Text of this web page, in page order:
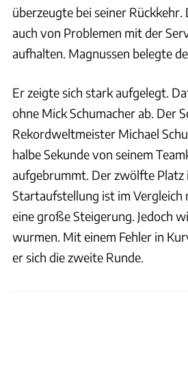
überzeugte bei seiner Rückkehr.
auch von Problemen mit der
aufhalten. Magnussen belegte
Er zeigte sich stark aufgelegt.
ohne Mick Schumacher ab. Der
Rekordweltmeister Michael
halbe Sekunde von seinem
aufgebrummt. Der zwölfte Platz
Startaufstellung ist im Vergleich
eine große Steigerung. Jedoch
wurmen. Mit einem Fehler in
er sich die zweite Runde.